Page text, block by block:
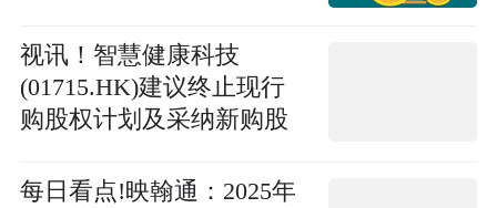
视讯！智慧健康科技
(01715.HK)建议终止现行
购股权计划及采纳新购股
每日看点!映翰通：2025年